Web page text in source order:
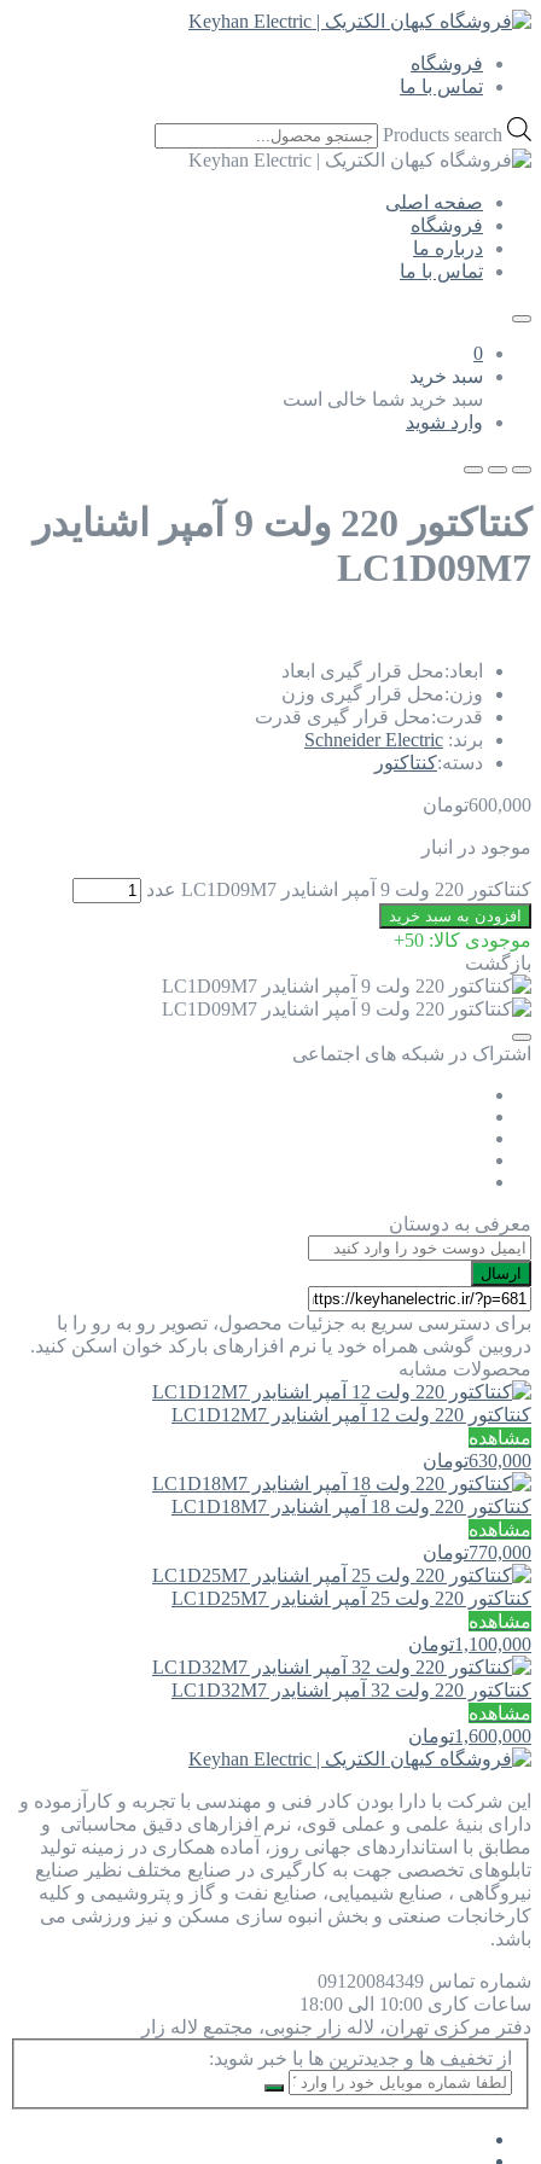
فروشگاه
تماس با ما
Products search
صفحه اصلی
فروشگاه
درباره ما
تماس با ما
0
سبد خرید
سبد خرید شما خالی است
وارد شوید
کنتاکتور 220 ولت 9 آمپر اشنایدر
LC1D09M7
ابعاد:محل قرار گیری ابعاد
وزن:محل قرار گیری وزن
قدرت:محل قرار گیری قدرت
برند: Schneider Electric
دسته:کنتاکتور
600,000تومان
موجود در انبار
کنتاکتور 220 ولت 9 آمپر اشنایدر LC1D09M7 عدد
افزودن به سبد خرید
موجودی کالا: 50+
بازگشت
اشتراک در شبکه های اجتماعی
معرفی به دوستان
ارسال
برای دسترسی سریع به جزئیات محصول، تصویر رو به رو را با
دروبین گوشی همراه خود یا نرم افزارهای بارکد خوان اسکن کنید.
محصولات مشابه
کنتاکتور 220 ولت 12 آمپر اشنایدر LC1D12M7
مشاهده
630,000تومان
کنتاکتور 220 ولت 18 آمپر اشنایدر LC1D18M7
مشاهده
770,000تومان
کنتاکتور 220 ولت 25 آمپر اشنایدر LC1D25M7
مشاهده
1,100,000تومان
کنتاکتور 220 ولت 32 آمپر اشنایدر LC1D32M7
مشاهده
1,600,000تومان
این شرکت با دارا بودن کادر فنی و مهندسی با تجربه و کارآزموده و
دارای بنیۀ علمی و عملی قوی، نرم افزارهای دقیق محاسباتی و
مطابق با استانداردهای جهانی روز، آماده همکاری در زمینه تولید
تابلوهای تخصصی جهت به کارگیری در صنایع مختلف نظیر صنایع
نیروگاهی ، صنایع شیمیایی، صنایع نفت و گاز و پتروشیمی و کلیه
کارخانجات صنعتی و بخش انبوه سازی مسکن و نیز ورزشی می
باشد.
شماره تماس 09120084349
ساعات کاری 10:00 الی 18:00
دفتر مرکزی تهران، لاله زار جنوبی، مجتمع لاله زار
از تخفیف ها و جدیدترین ها با خبر شوید: